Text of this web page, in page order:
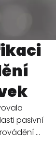
pasivní
...